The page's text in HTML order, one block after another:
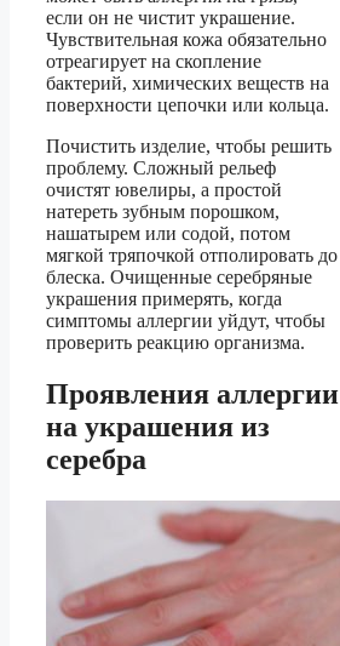
если он не чистит украшение.
Чувствительная кожа обязательно
отреагирует на скопление
бактерий, химических веществ на
поверхности цепочки или кольца.
Почистить изделие, чтобы решить
проблему. Сложный рельеф
очистят ювелиры, а простой
натереть зубным порошком,
нашатырем или содой, потом
мягкой тряпочкой отполировать до
блеска. Очищенные серебряные
украшения примерять, когда
симптомы аллергии уйдут, чтобы
проверить реакцию организма.
Проявления аллергии
на украшения из
серебра